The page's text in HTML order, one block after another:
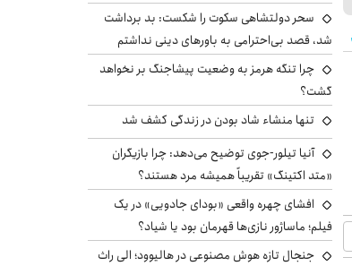
سحر دولتشاهی سکوت را شکست: بد برداشت
شد، قصد بی‌احترامی به باورهای دینی نداشتم
چرا تنگه هرمز به وضعیت پیشاجنگ بر نخواهد
گشت؟
تنها منشاء شاد بودن در زندگی کشف شد
آنیا تیلور-جوی توضیح می‌دهد: چرا بازیگران
«متد اکتینگ» تقریباً همیشه مرد هستند؟
افشای چهره واقعی «بودای جادویی» در یک
فیلم؛ ماساژور نازی‌ها قهرمان بود یا شیاد؟
جنجال تازه هوش مصنوعی در هالیوود؛ الی راث